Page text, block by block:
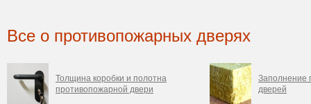
Все о противопожарных дверях
Толщина коробки и полотна
противопожарной двери
Заполнение
дверей